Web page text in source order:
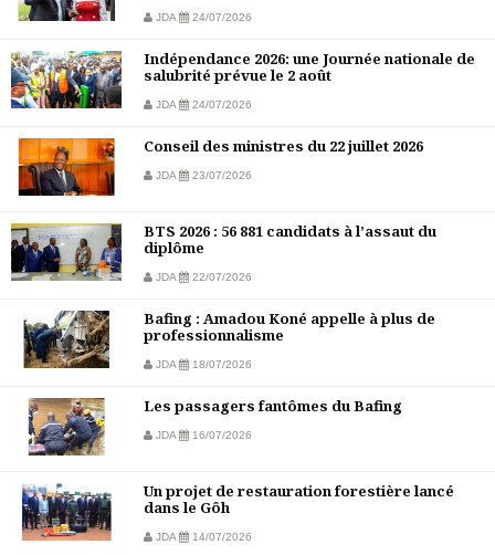
JDA 24/07/2026
Indépendance 2026: une Journée nationale de
salubrité prévue le 2 août
JDA 24/07/2026
Conseil des ministres du 22 juillet 2026
JDA 23/07/2026
BTS 2026 : 56 881 candidats à l’assaut du
diplôme
JDA 22/07/2026
Bafing : Amadou Koné appelle à plus de
professionnalisme
JDA 18/07/2026
Les passagers fantômes du Bafing
JDA 16/07/2026
Un projet de restauration forestière lancé
dans le Gôh
JDA 14/07/2026